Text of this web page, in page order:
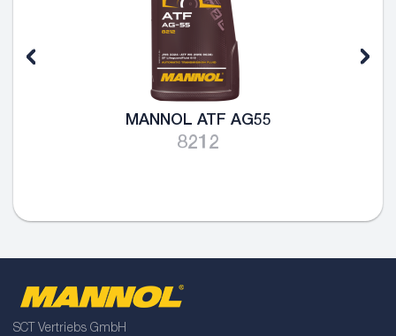
MANNOL ATF AG55
8212
SCT Vertriebs GmbH